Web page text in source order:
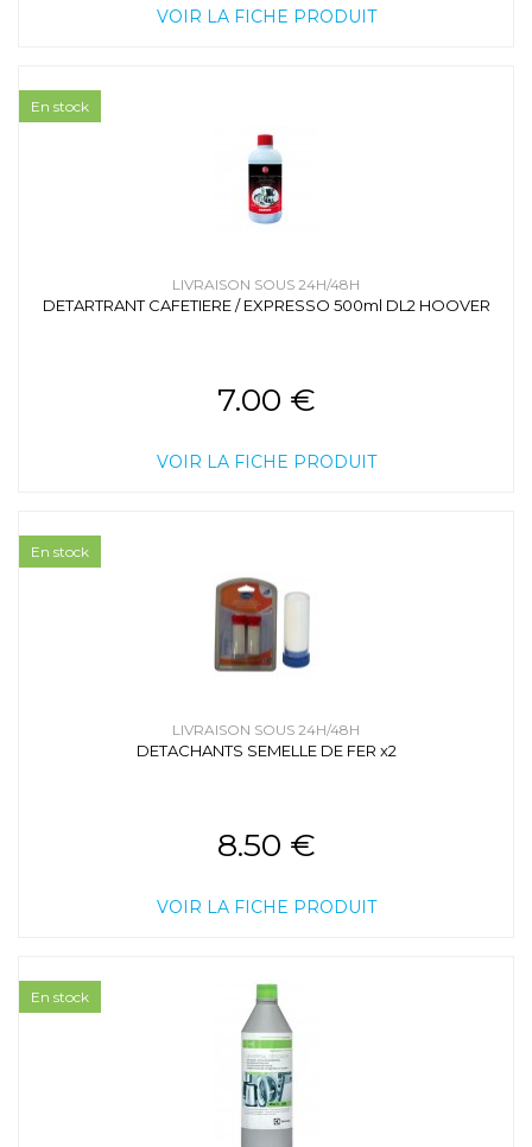
VOIR LA FICHE PRODUIT
LIVRAISON SOUS 24H/48H
DETARTRANT CAFETIERE / EXPRESSO 500ml DL2 HOOVER
7.00 €
VOIR LA FICHE PRODUIT
En stock
LIVRAISON SOUS 24H/48H
DETACHANTS SEMELLE DE FER x2
8.50 €
VOIR LA FICHE PRODUIT
En stock
En stock